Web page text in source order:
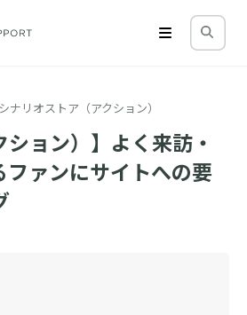
シナリオストア（アクション）
ション）】よく来訪・
ファンにサイトへの要